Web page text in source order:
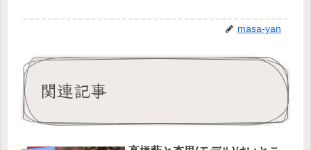
masa-yan
関連記事